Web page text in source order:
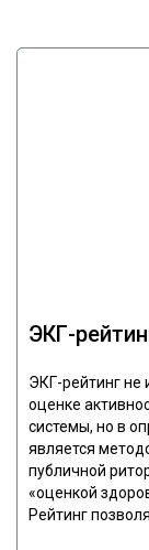
ЭКГ-
ЭКГ-рейтинг не
оценке
системы, но в
является
публичной
«оценкой
Рейтинг